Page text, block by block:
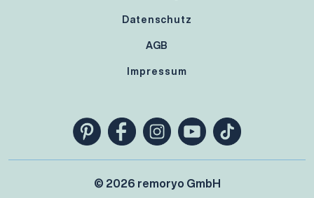
Datenschutz
AGB
Impressum
© 2026 remoryo GmbH